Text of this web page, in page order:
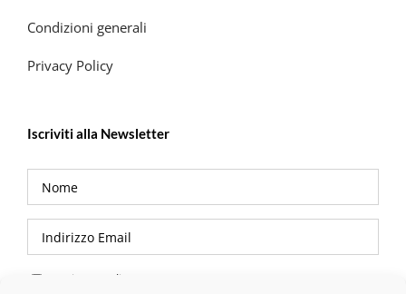
Condizioni generali
Privacy Policy
Iscriviti alla Newsletter
Privacy Policy